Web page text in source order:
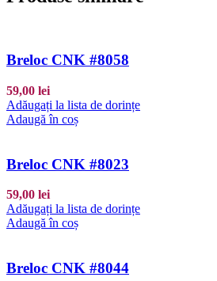
Breloc CNK #8058
59,00 lei
Adăugați la lista de dorințe
Adaugă în coș
Breloc CNK #8023
59,00 lei
Adăugați la lista de dorințe
Adaugă în coș
Breloc CNK #8044